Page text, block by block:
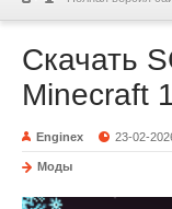
Скачать
Minecraft
Enginex 23-02-
Моды